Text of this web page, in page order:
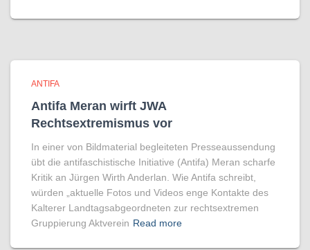
ANTIFA
Antifa Meran wirft JWA
Rechtsextremismus vor
In einer von Bildmaterial begleiteten Presseaussendung
übt die antifaschistische Initiative (Antifa) Meran scharfe
Kritik an Jürgen Wirth Anderlan. Wie Antifa schreibt,
würden „aktuelle Fotos und Videos enge Kontakte des
Kalterer Landtagsabgeordneten zur rechtsextremen
Gruppierung Aktverein Read more